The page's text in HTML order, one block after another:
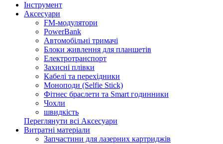
Інструмент
Аксесуари
FM-модулятори
PowerBank
Автомобільні тримачі
Блоки живлення для планшетів
Електротранспорт
Захисні плівки
Кабелі та перехідники
Моноподи (Selfie Stick)
Фітнес браслети та Smart годинники
Чохли
швидкість
Переглянути всі Аксесуари
Витратні матеріали
Запчастини для лазерних картриджів